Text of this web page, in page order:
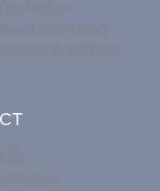
Alpilles
et 13h30-17h30
et 13h30-17h00
30